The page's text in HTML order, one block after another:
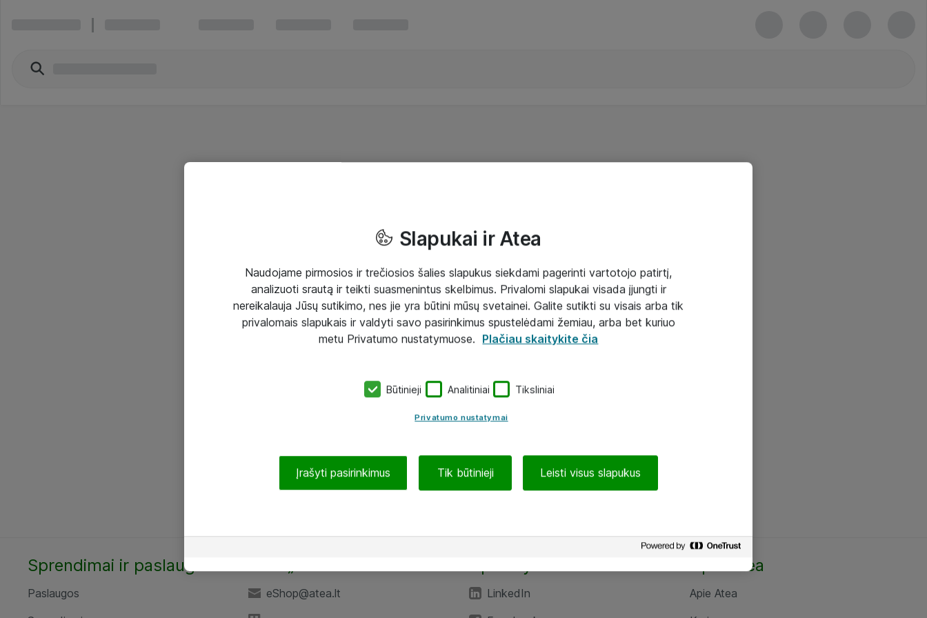
Sprendimai ir paslaugos
Paslaugos
eShop@atea.lt
LinkedIn
Apie Atea
Apie Atea
Slapukai ir Atea
Naudojame pirmosios ir trečiosios šalies slapukus siekdami pagerinti vartotojo patirtį,
analizuoti srautą ir teikti suasmenintus skelbimus. Privalomi slapukai visada įjungti ir
nereikalauja Jūsų sutikimo, nes jie yra būtini mūsų svetainei. Galite sutikti su visais arba tik
privalomais slapukais ir valdyti savo pasirinkimus spustelėdami žemiau, arba bet kuriuo
metu Privatumo nustatymuose. Plačiau skaitykite čia
Būtinieji Analitiniai Tiksliniai
Privatumo nustatymai
Įrašyti pasirinkimus Tik būtinieji Leisti visus slapukus